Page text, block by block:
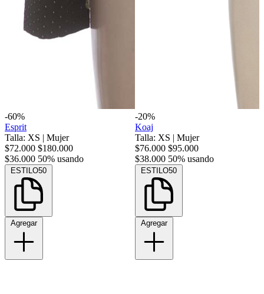
-60%
Esprit
Talla: XS | Mujer
$72.000 $180.000
$36.000 50% usando
ESTILO50
Agregar
-20%
Koaj
Talla: XS | Mujer
$76.000 $95.000
$38.000 50% usando
ESTILO50
Agregar